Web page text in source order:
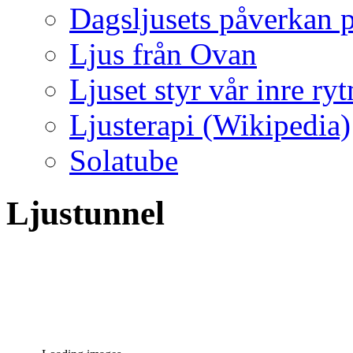
Dagsljusets påverkan
Ljus från Ovan
Ljuset styr vår inre
Ljusterapi (Wikipedia)
Solatube
Ljustunnel